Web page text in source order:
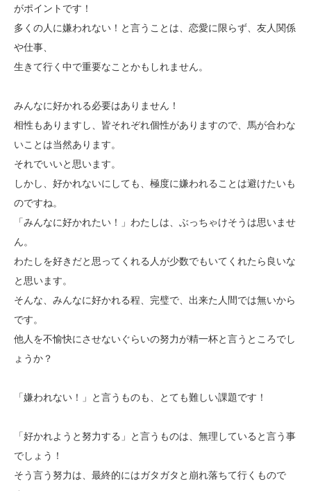
がポイントです！
多くの人に嫌われない！と言うことは、恋愛に限らず、友人関係
や仕事、
生きて行く中で重要なことかもしれません。
みんなに好かれる必要はありません！
相性もありますし、皆それぞれ個性がありますので、馬が合わな
いことは当然あります。
それでいいと思います。
しかし、好かれないにしても、極度に嫌われることは避けたいも
のですね。
「みんなに好かれたい！」わたしは、ぶっちゃけそうは思いませ
ん。
わたしを好きだと思ってくれる人が少数でもいてくれたら良いな
と思います。
そんな、みんなに好かれる程、完璧で、出来た人間では無いから
です。
他人を不愉快にさせないぐらいの努力が精一杯と言うところでし
ょうか？
「嫌われない！」と言うものも、とても難しい課題です！
「好かれようと努力する」と言うものは、無理していると言う事
でしょう！
そう言う努力は、最終的にはガタガタと崩れ落ちて行くもので